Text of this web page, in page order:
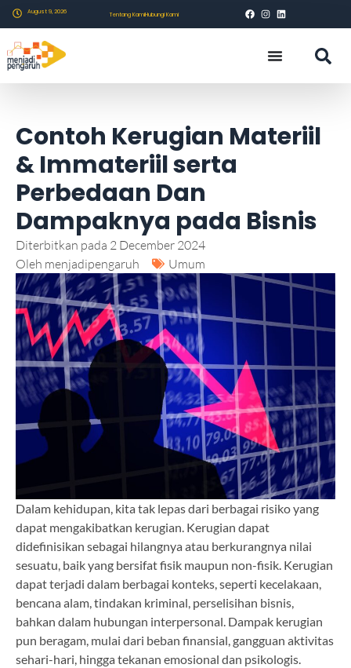
August 9, 2026 Tentang KamiHubungi Kami
Contoh Kerugian Materiil
& Immateriil serta
Perbedaan Dan
Dampaknya pada Bisnis
Diterbitkan pada 2 December 2024
Oleh menjadipengaruh Umum
Dalam kehidupan, kita tak lepas dari berbagai risiko yang
dapat mengakibatkan kerugian. Kerugian dapat
didefinisikan sebagai hilangnya atau berkurangnya nilai
sesuatu, baik yang bersifat fisik maupun non-fisik. Kerugian
dapat terjadi dalam berbagai konteks, seperti kecelakaan,
bencana alam, tindakan kriminal, perselisihan bisnis,
bahkan dalam hubungan interpersonal. Dampak kerugian
pun beragam, mulai dari beban finansial, gangguan aktivitas
sehari-hari, hingga tekanan emosional dan psikologis.